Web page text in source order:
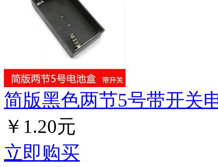
简版黑色两节5号带开关
￥1.20元
立即购买